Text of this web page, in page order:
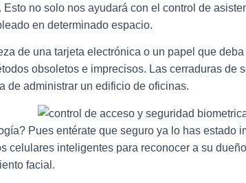
. Esto no solo nos ayudará con el control de
en determinado espacio.
de una tarjeta electrónica o un papel que
obsoletos e imprecisos. Las cerraduras de
de administrar un edificio de oficinas.
Pues entérate que seguro ya lo has estado
celulares inteligentes para reconocer a su
facial.